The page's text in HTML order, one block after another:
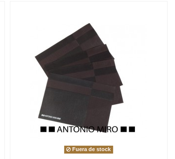
Fuera de stock